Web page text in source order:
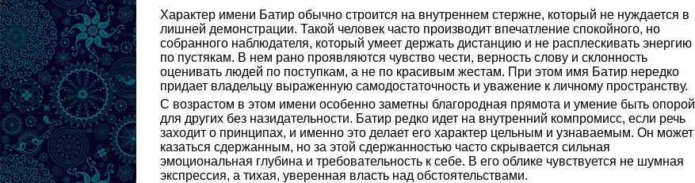
Характер имени Батир обычно строится на внутреннем стержне, который не нуждается в
лишней демонстрации. Такой человек часто производит впечатление спокойного, но
собранного наблюдателя, который умеет держать дистанцию и не расплескивать энергию
по пустякам. В нем рано проявляются чувство чести, верность слову и склонность
оценивать людей по поступкам, а не по красивым жестам. При этом имя Батир нередко
придает владельцу выраженную самодостаточность и уважение к личному пространству.
С возрастом в этом имени особенно заметны благородная прямота и умение быть опорой
для других без назидательности. Батир редко идет на внутренний компромисс, если речь
заходит о принципах, и именно это делает его характер цельным и узнаваемым. Он может
казаться сдержанным, но за этой сдержанностью часто скрывается сильная
эмоциональная глубина и требовательность к себе. В его облике чувствуется не шумная
экспрессия, а тихая, уверенная власть над обстоятельствами.